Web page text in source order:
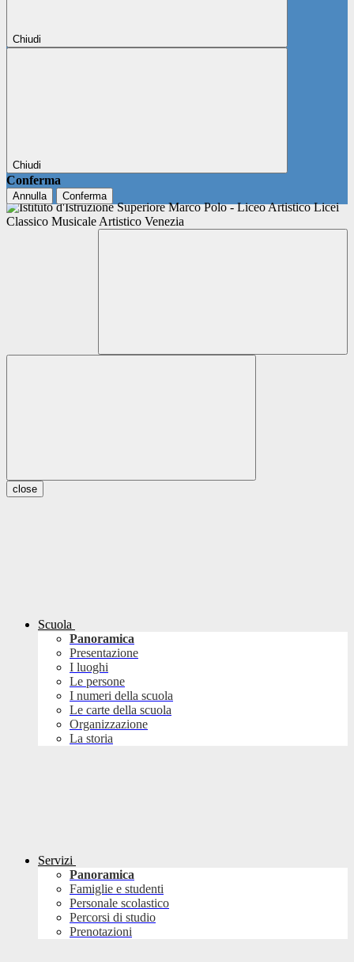
Chiudi
Chiudi
Conferma
Annulla Conferma
close
Scuola
Panoramica
Presentazione
I luoghi
Le persone
I numeri della scuola
Le carte della scuola
Organizzazione
La storia
Servizi
Panoramica
Famiglie e studenti
Personale scolastico
Percorsi di studio
Prenotazioni